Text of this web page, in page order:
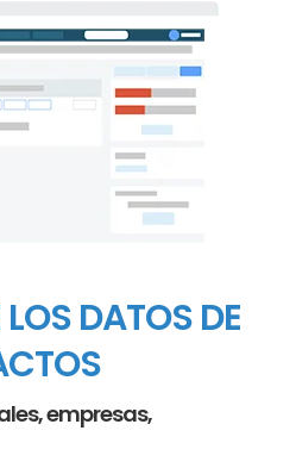
DATOS DE
empresas,